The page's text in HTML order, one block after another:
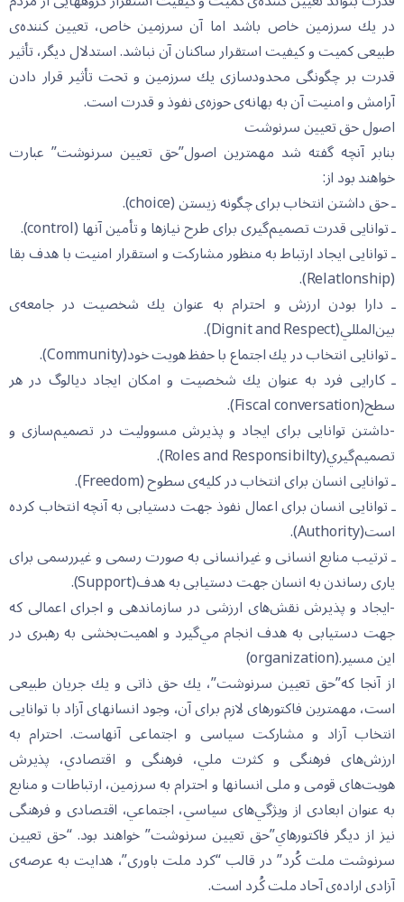
در يك سرزمين خاص باشد اما آن سرزمين خاص، تعيين كننده‌ى
طبيعى كميت و كيفيت استقرار ساكنان آن نباشد. استدلال ديگر، تأثير
قدرت بر چگونگى محدودسازى يك سرزمين و تحت تأثير قرار دادن
آرامش و امنيت آن به بهانه‌ى حوزه‌ى نفوذ و قدرت است.
اصول حق تعيين سرنوشت
بنابر آنچه گفته شد مهمترين اصول”حق تعيين سرنوشت” عبارت
خواهند بود از:
ـ حق داشتن انتخاب براى چگونه زيستن (choice).
ـ توانايى قدرت تصميم‌گيرى براى طرح نيازها و تأمين آنها (control).
ـ توانايى ايجاد ارتباط به منظور مشاركت و استقرار امنيت با هدف بقا
(Relatlonship).
ـ دارا بودن ارزش و احترام به عنوان يك شخصيت در جامعه‌ى
بين‌المللي(Dignit and Respect).
ـ توانايى انتخاب در يك اجتماع با حفظ هويت خود(Community).
ـ كارايى فرد به عنوان يك شخصيت و امكان ايجاد ديالوگ در هر
سطح(Fiscal conversation).
-داشتن توانايى براى ايجاد و پذيرش مسووليت در تصميم‌سازى و
تصميم‌گيري(Roles and Responsibilty).
ـ توانايى انسان براى انتخاب در كليه‌ى سطوح (Freedom).
ـ توانايى انسان براى اعمال نفوذ جهت دستيابى به آنچه انتخاب كرده
است(Authority).
ـ ترتيب منابع انسانى و غيرانسانى به صورت رسمى و غيررسمى براى
يارى رساندن به انسان جهت دستيابى به هدف(Support).
-ايجاد و پذيرش نقش‌هاى ارزشى در سازماندهى و اجراى اعمالى كه
جهت دستيابى به هدف انجام مي‌گيرد و اهميت‌بخشى به رهبرى در
اين مسير.(organization)
از آنجا كه”حق تعيين سرنوشت”، يك حق ذاتى و يك جريان طبيعى
است، مهمترين فاكتورهاى لازم براى آن، وجود انسانهاى آزاد با توانايى
انتخاب آزاد و مشاركت سياسى و اجتماعى آنهاست. احترام به
ارزش‌هاى فرهنگى و كثرت ملي، فرهنگى و اقتصادي، پذيرش
هويت‌هاى قومى و ملى انسانها و احترام به سرزمين، ارتباطات و منابع
به عنوان ابعادى از ويژگي‌هاى سياسي، اجتماعي، اقتصادى و فرهنگى
نيز از ديگر فاكتورهاي”حق تعيين سرنوشت” خواهند بود. “حق تعيين
سرنوشت ملت كُرد” در قالب “کرد ملت باوری”، هدايت به عرصه‌ى
آزادى اراده‌ى آحاد ملت كُرد است.